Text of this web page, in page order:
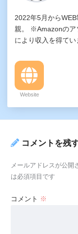
2022年5月から
親。 ※Amazonのア
により収入を得てい
Website
コメントを残
メールアドレスが公開
は必須項目です
コメント ※